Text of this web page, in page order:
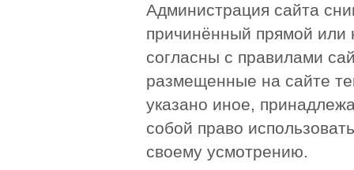
Администрация сайта
причинённый прямой или
согласны с правилами
размещенные на сайте
указано иное,
собой право
своему усмотрению.